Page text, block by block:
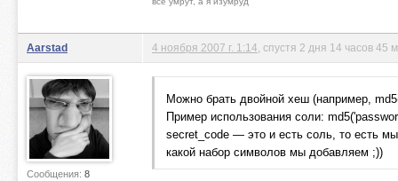
Aarstad
Сообщения: 8
4 ноября 2007 г. 1:14 , спустя 2 дня 14 часов 45
Можно брать двойной хеш (например,
Пример использования соли:
secret_code — это и есть соль, то есть
какой набор символов мы добавляем ;))